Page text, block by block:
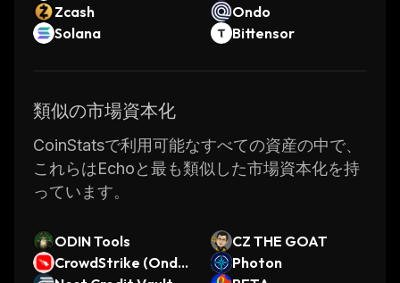
Zcash
Ondo
Solana
Bittensor
類似の市場資本化
CoinStatsで利用可能なすべての資産の中で、
これらはEchoと最も類似した市場資本化を持
っています。
ODIN Tools
CZ THE GOAT
CrowdStrike (Ondo
Photon